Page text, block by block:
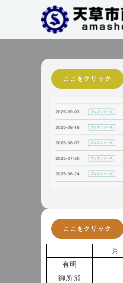
ここをクリック
ここをクリック
月
有明
御所浦